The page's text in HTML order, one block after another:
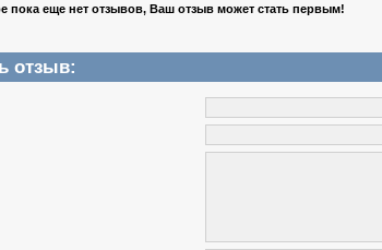
пока еще нет отзывов, Ваш отзыв может стать первым!
отзыв: